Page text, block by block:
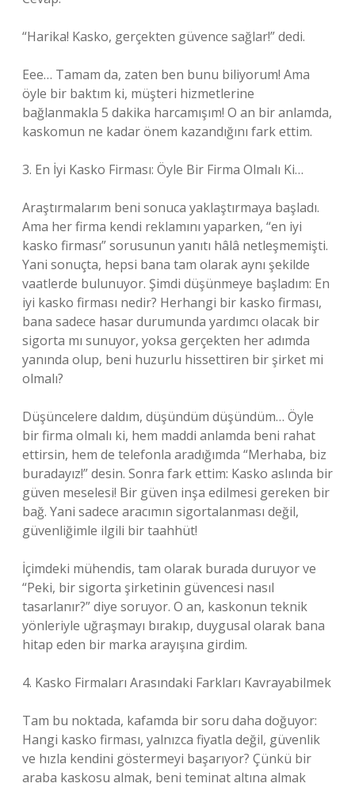
“Harika! Kasko, gerçekten güvence sağlar!” dedi.
Eee… Tamam da, zaten ben bunu biliyorum! Ama
öyle bir baktım ki, müşteri hizmetlerine
bağlanmakla 5 dakika harcamışım! O an bir anlamda,
kaskomun ne kadar önem kazandığını fark ettim.
3. En İyi Kasko Firması: Öyle Bir Firma Olmalı Ki…
Araştırmalarım beni sonuca yaklaştırmaya başladı.
Ama her firma kendi reklamını yaparken, “en iyi
kasko firması” sorusunun yanıtı hâlâ netleşmemişti.
Yani sonuçta, hepsi bana tam olarak aynı şekilde
vaatlerde bulunuyor. Şimdi düşünmeye başladım: En
iyi kasko firması nedir? Herhangi bir kasko firması,
bana sadece hasar durumunda yardımcı olacak bir
sigorta mı sunuyor, yoksa gerçekten her adımda
yanında olup, beni huzurlu hissettiren bir şirket mi
olmalı?
Düşüncelere daldım, düşündüm düşündüm… Öyle
bir firma olmalı ki, hem maddi anlamda beni rahat
ettirsin, hem de telefonla aradığımda “Merhaba, biz
buradayız!” desin. Sonra fark ettim: Kasko aslında bir
güven meselesi! Bir güven inşa edilmesi gereken bir
bağ. Yani sadece aracımın sigortalanması değil,
güvenliğimle ilgili bir taahhüt!
İçimdeki mühendis, tam olarak burada duruyor ve
“Peki, bir sigorta şirketinin güvencesi nasıl
tasarlanır?” diye soruyor. O an, kaskonun teknik
yönleriyle uğraşmayı bırakıp, duygusal olarak bana
hitap eden bir marka arayışına girdim.
4. Kasko Firmaları Arasındaki Farkları Kavrayabilmek
Tam bu noktada, kafamda bir soru daha doğuyor:
Hangi kasko firması, yalnızca fiyatla değil, güvenlik
ve hızla kendini göstermeyi başarıyor? Çünkü bir
araba kaskosu almak, beni teminat altına almak